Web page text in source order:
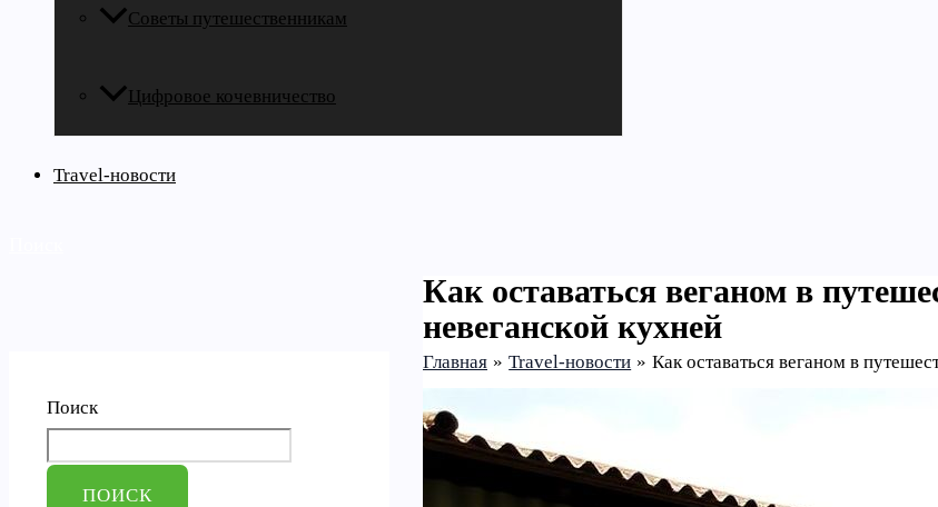
Советы путешественникам
Цифровое кочевничество
Travel-новости
Поиск
ПОИСК
Как оставаться веганом в
невеганской кухней
Главная Travel-новости Как оставаться веганом в